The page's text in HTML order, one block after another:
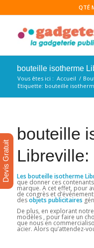
QTÉ
bouteille isotherme
Vous êtes ici : Accueil /
Etiquette: bouteille
bouteille
Libreville:
Les bouteille isotherme
que donner ces
marque. A cet effet, pour
de congrès et
desobjets publicitaires
De plus, en explorant
modèles , pour faire un
que nous en
acier. Alors qu’attendez-
Devis Gratuit